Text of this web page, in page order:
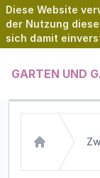
Diese Website
der Nutzung
sich damit
GARTEN UND
Home